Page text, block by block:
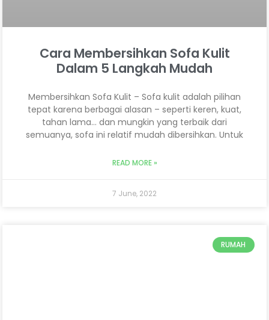
Cara Membersihkan Sofa Kulit
Dalam 5 Langkah Mudah
Membersihkan Sofa Kulit – Sofa kulit adalah pilihan
tepat karena berbagai alasan – seperti keren, kuat,
tahan lama… dan mungkin yang terbaik dari
semuanya, sofa ini relatif mudah dibersihkan. Untuk
READ MORE »
7 June, 2022
RUMAH